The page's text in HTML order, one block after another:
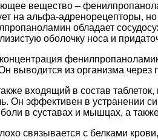
вещество –
на альфа-адренорецепторы,
обладает
оболочку носа и
выводится из организма через
входящий в состав таблеток,
Он эффективен в устранении
боли в суставах и мышцах, а
связывается с белками